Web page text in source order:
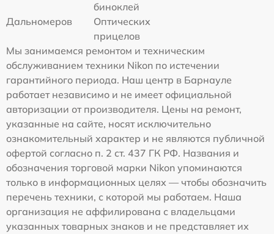
биноклей
Дальномеров
Оптических
прицелов
Мы занимаемся ремонтом и техническим
обслуживанием техники Nikon по истечении
гарантийного периода. Наш центр в Барнауле
работает независимо и не имеет официальной
авторизации от производителя. Цены на ремонт,
указанные на сайте, носят исключительно
ознакомительный характер и не являются публичной
офертой согласно п. 2 ст. 437 ГК РФ. Названия и
обозначения торговой марки Nikon упоминаются
только в информационных целях — чтобы обозначить
перечень техники, с которой мы работаем. Наша
организация не аффилирована с владельцами
указанных товарных знаков и не представляет их